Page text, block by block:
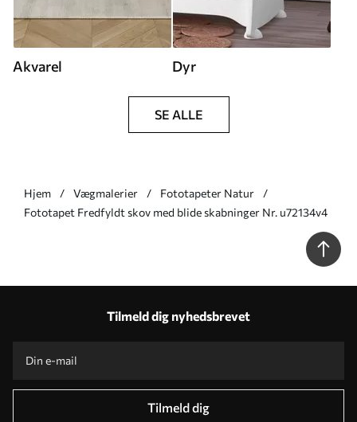
Akvarel Dyr
SE ALLE
Hjem Vægmalerier
Fototapeter Natur
Fototapet Fredfyldt skov med blide skabninger Nr. u72134v4
Tilmeld dig nyhedsbrevet
Tilmeld dig